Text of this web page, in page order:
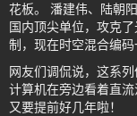
花板。 潘建伟、陆朝
国内顶尖单位，攻克
制，现在时空混合编码
网友们调侃说，这系
计算机在旁边看着直
又要提前好几年啦！